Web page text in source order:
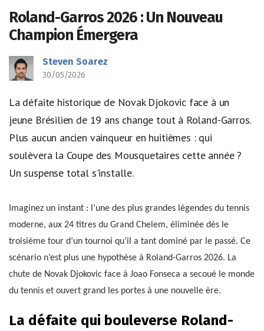
Roland-Garros 2026 : Un Nouveau
Champion Émergera
Steven Soarez
30/05/2026
La défaite historique de Novak Djokovic face à un
jeune Brésilien de 19 ans change tout à Roland-Garros.
Plus aucun ancien vainqueur en huitièmes : qui
soulèvera la Coupe des Mousquetaires cette année ?
Un suspense total s'installe.
Imaginez un instant : l’une des plus grandes légendes du tennis
moderne, aux 24 titres du Grand Chelem, éliminée dès le
troisième tour d’un tournoi qu’il a tant dominé par le passé. Ce
scénario n’est plus une hypothèse à Roland-Garros 2026. La
chute de Novak Djokovic face à Joao Fonseca a secoué le monde
du tennis et ouvert grand les portes à une nouvelle ère.
La défaite qui bouleverse Roland-